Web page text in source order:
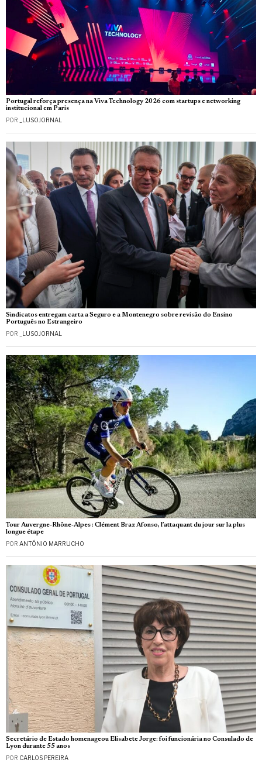
Portugal reforça presença na Viva Technology 2026 com startups e networking
institucional em Paris
POR _LUSOJORNAL
Sindicatos entregam carta a Seguro e a Montenegro sobre revisão do Ensino
Português no Estrangeiro
POR _LUSOJORNAL
Tour Auvergne-Rhône-Alpes : Clément Braz Afonso, l’attaquant du jour sur la plus
longue étape
POR ANTÓNIO MARRUCHO
Secretário de Estado homenageou Elisabete Jorge: foi funcionária no Consulado de
Lyon durante 55 anos
POR CARLOS PEREIRA